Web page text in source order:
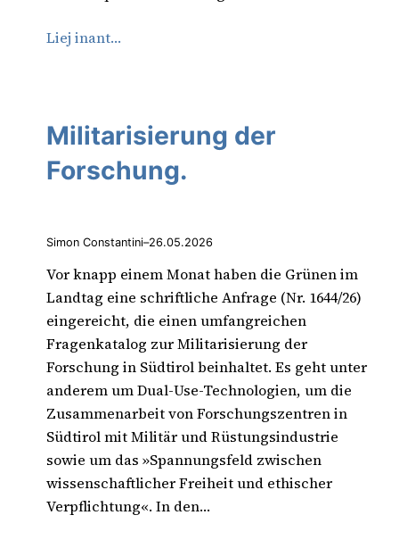
Liej inant…
Militarisierung der
Forschung.
Simon Constantini–26.05.2026
Vor knapp einem Monat haben die Grünen im
Landtag eine schriftliche Anfrage (Nr. 1644/26)
eingereicht, die einen umfangreichen
Fragenkatalog zur Militarisierung der
Forschung in Südtirol beinhaltet. Es geht unter
anderem um Dual-Use-Technologien, um die
Zusammenarbeit von Forschungszentren in
Südtirol mit Militär und Rüstungsindustrie
sowie um das »Spannungsfeld zwischen
wissenschaftlicher Freiheit und ethischer
Verpflichtung«. In den…